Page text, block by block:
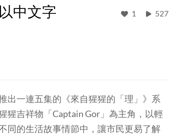
中文字
1 527
出一連五集的《來自猩猩的「理」》系
猩吉祥物「Captain Gor」為主角，以輕
同的生活故事情節中，讓市民更易了解